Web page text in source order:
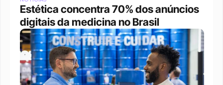
Estética concentra 70% dos anúncios
digitais da medicina no Brasil